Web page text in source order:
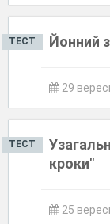
ТЕСТ Йонний
29
ТЕСТ
кроки"
25